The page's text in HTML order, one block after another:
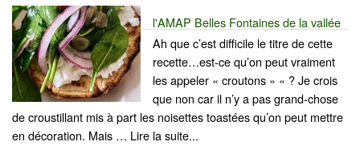
l'AMAP Belles Fontaines de la vallée
Ah que c’est difficile le titre de cette
recette…est-ce qu’on peut vraiment
les appeler « croutons » « ? Je crois
que non car il n’y a pas grand-chose
de croustillant mis à part les noisettes toastées qu’on peut mettre
en décoration. Mais … Lire la suite...